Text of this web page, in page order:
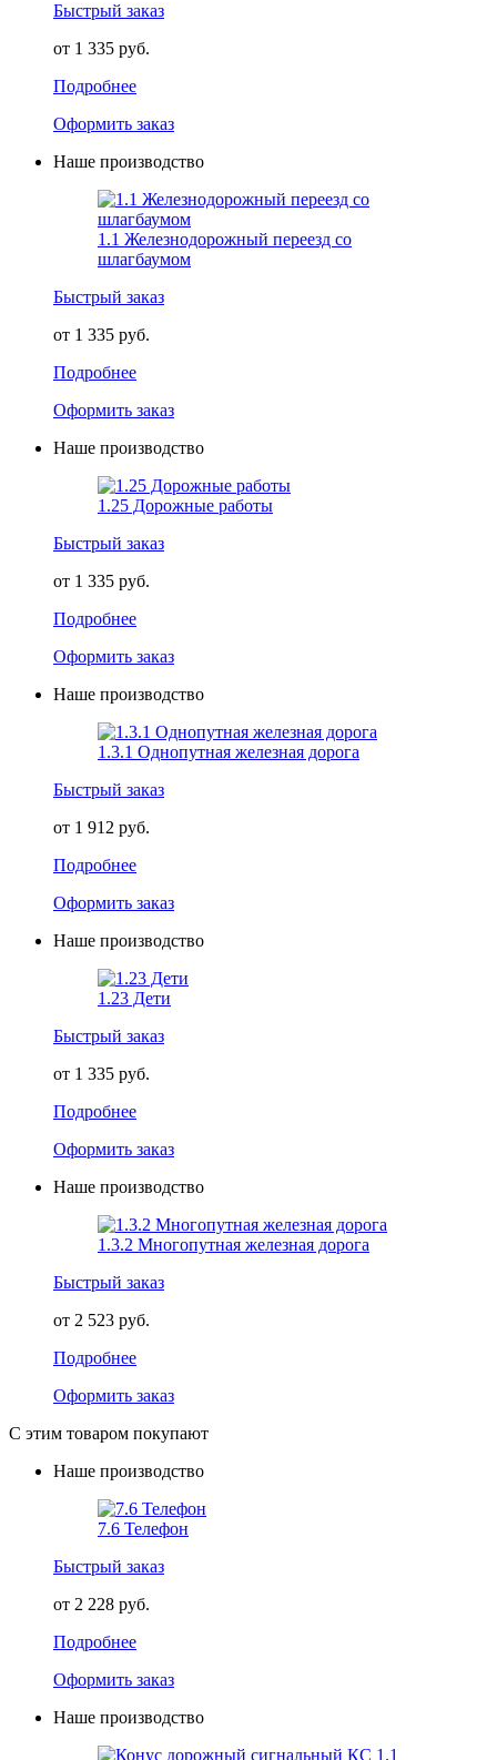
Быстрый заказ
от 1 335 руб.
Подробнее
Оформить заказ
Наше производство
1.1 Железнодорожный переезд со
шлагбаумом
Быстрый заказ
от 1 335 руб.
Подробнее
Оформить заказ
Наше производство
1.25 Дорожные работы
Быстрый заказ
от 1 335 руб.
Подробнее
Оформить заказ
Наше производство
1.3.1 Однопутная железная дорога
Быстрый заказ
от 1 912 руб.
Подробнее
Оформить заказ
Наше производство
1.23 Дети
Быстрый заказ
от 1 335 руб.
Подробнее
Оформить заказ
Наше производство
1.3.2 Многопутная железная дорога
Быстрый заказ
от 2 523 руб.
Подробнее
Оформить заказ
С этим товаром покупают
Наше производство
7.6 Телефон
Быстрый заказ
от 2 228 руб.
Подробнее
Оформить заказ
Наше производство